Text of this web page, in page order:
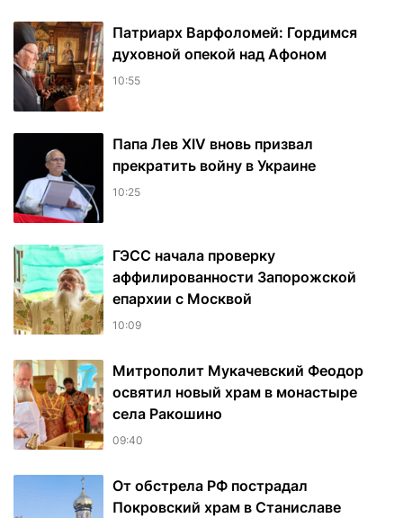
Патриарх Варфоломей: Гордимся
духовной опекой над Афоном
10:55
Папа Лев XIV вновь призвал
прекратить войну в Украине
10:25
ГЭСС начала проверку
аффилированности Запорожской
епархии с Москвой
10:09
Митрополит Мукачевский Феодор
освятил новый храм в монастыре
села Ракошино
09:40
От обстрела РФ пострадал
Покровский храм в Станиславе